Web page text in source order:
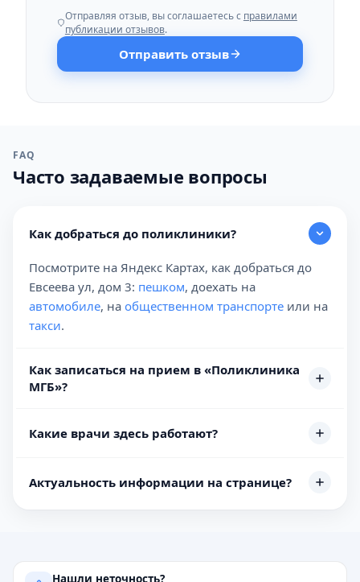
Отправляя отзыв, вы соглашаетесь с правилами
публикации отзывов.
Отправить отзыв
FAQ
Часто задаваемые вопросы
Как добраться до поликлиники?
Посмотрите на Яндекс Картах, как добраться до
Евсеева ул, дом 3: пешком, доехать на
автомобиле, на общественном транспорте или на
такси.
Как записаться на прием в «Поликлиника
МГБ»?
Какие врачи здесь работают?
Актуальность информации на странице?
Нашли неточность?